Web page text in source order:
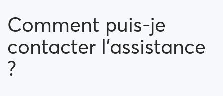
Pourquoi dois-je soumettre mon adresse e-mail à la
procédure de vérification pour pouvoir m’inscrire ?
Comment puis-je contacter l’assistance ?
Comment puis-je
contacter l’assistance
?